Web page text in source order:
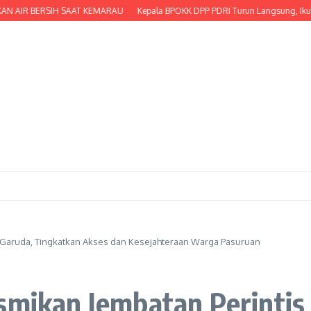
BERSIH SAAT KEMARAU Kepala BPOKK DPP PDRI Turun Langsung, Ikut
Tingkatkan Akses dan Kesejahteraan Warga Pasuruan
Jembatan